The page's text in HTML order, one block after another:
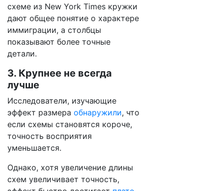
схеме из New York Times кружки
дают общее понятие о характере
иммиграции, а столбцы
показывают более точные
детали.
3. Крупнее не всегда
лучше
Исследователи, изучающие
эффект размера обнаружили, что
если схемы становятся короче,
точность восприятия
уменьшается.
Однако, хотя увеличение длины
схем увеличивает точность,